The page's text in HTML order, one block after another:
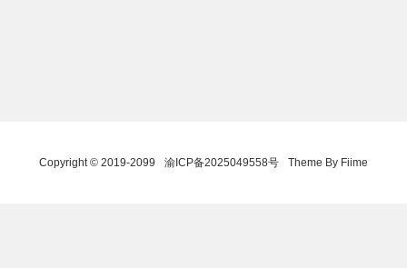
Copyright © 2019-2099 渝ICP备2025049558号 Theme By Fiime